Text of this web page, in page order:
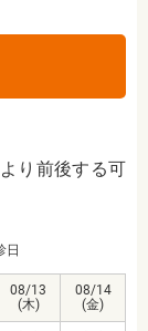
り前後する可
日
08/13
(木)
08/14
(金)